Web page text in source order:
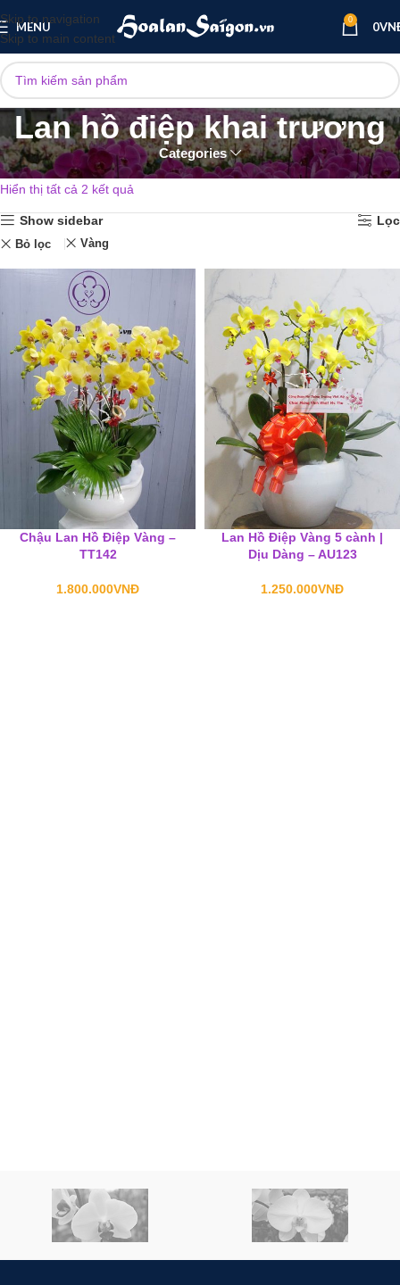
Skip to navigation
Skip to main content
MENU 0 0
Lan hồ điệp khai trương
Categories
Trang chủ Lan hồ điệp sự kiện Lan hồ điệp khai trương
Hiển thị tất cả 2 kết quả
Show sidebar Lọc
Bỏ lọc Vàng
Chậu Lan Hồ Điệp Vàng –
TT142
1.800.000VNĐ
Lan Hồ Điệp Vàng 5 cành |
Dịu Dàng – AU123
1.250.000VNĐ